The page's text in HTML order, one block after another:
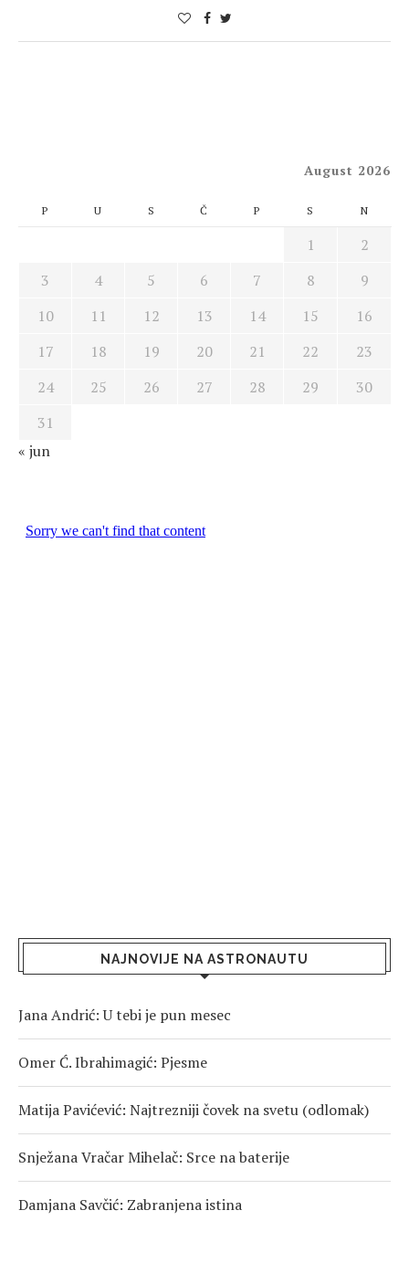
August 2026
P U S Č P S N
1
2
3
4 5 6 7 8
9
10
11 12 13 14 15
16
17
18 19 20 21 22
23
24
25 26 27 28 29
30
31
« jun
NAJNOVIJE NA ASTRONAUTU
Jana Andrić: U tebi je pun mesec
Omer Ć. Ibrahimagić: Pjesme
Matija Pavićević: Najtrezniji čovek na svetu (odlomak)
Snježana Vračar Mihelač: Srce na baterije
Damjana Savčić: Zabranjena istina